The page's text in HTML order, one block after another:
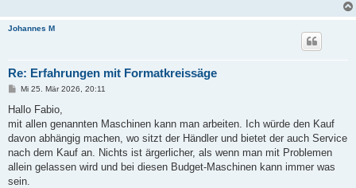
Johannes M
Re: Erfahrungen mit Formatkreissäge
B
i
r
a
Mi 25. Mär 2026, 20:11
Hallo Fabio,
mit allen genannten Maschinen kann man arbeiten. Ich würde den Kauf
davon abhängig machen, wo sitzt der Händler und bietet der auch Service
nach dem Kauf an. Nichts ist ärgerlicher, als wenn man mit Problemen
allein gelassen wird und bei diesen Budget-Maschinen kann immer was
sein.